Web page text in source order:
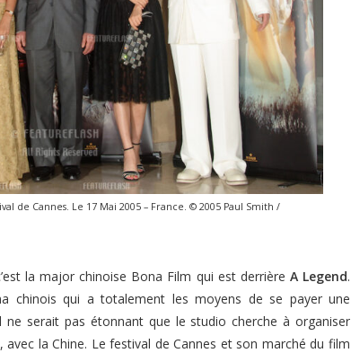
de Cannes. Le 17 Mai 2005 – France. © 2005 Paul Smith /
la major chinoise Bona Film qui est derrière A Legend.
chinois qui a totalement les moyens de se payer une
ne serait pas étonnant que le studio cherche à organiser
la Chine. Le festival de Cannes et son marché du film